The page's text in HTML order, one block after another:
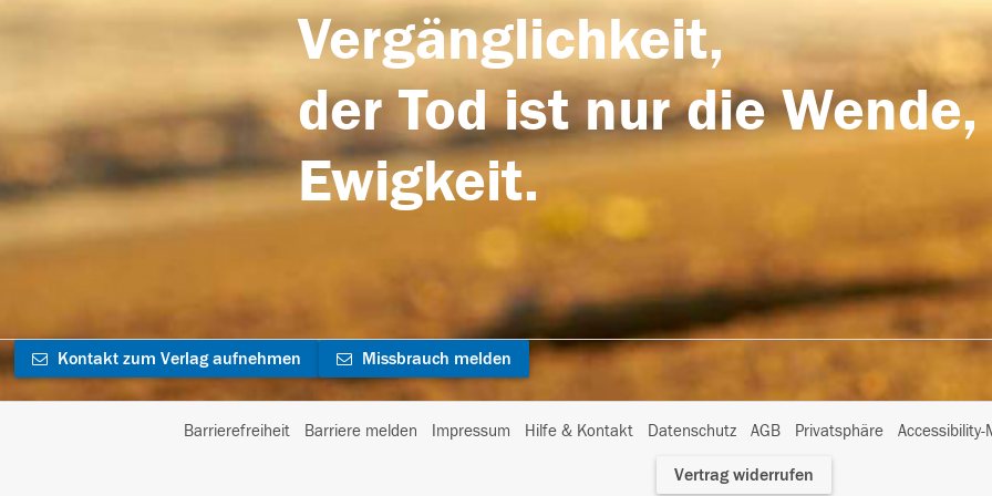
Vergänglichkeit,
der Tod ist nur die
Ewigkeit.
Kontakt zum Verlag aufnehmen Missbrauch melden
Barrierefreiheit Barriere melden Impressum Hilfe & Kontakt Datenschutz AGB Privatsphäre
I
Vertrag widerrufen